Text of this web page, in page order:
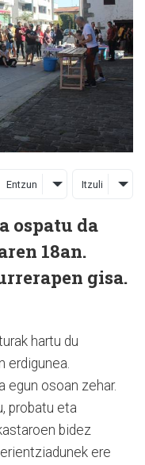
Entzun Itzuli
ospatu da
18an.
gisa.
hartu du
erdigunea.
egun osoan zehar.
probatu eta
bidez
ere